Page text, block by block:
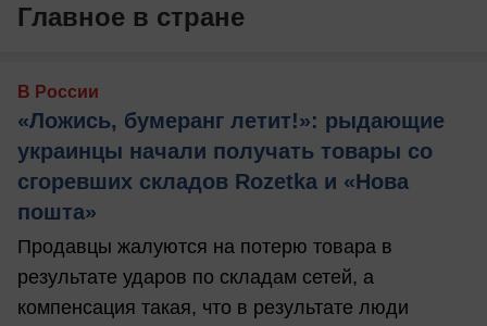
Главное в стране
В России
«Ложись, бумеранг летит!»: рыдающие
украинцы начали получать товары со
сгоревших складов Rozetka и «Нова
пошта»
Продавцы жалуются на потерю товара в
результате ударов по складам сетей, а
компенсация такая, что в результате люди